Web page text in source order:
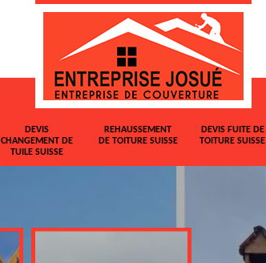
DEVIS
CHANGEMENT DE
TUILE SUISSE
REHAUSSEMENT
DE TOITURE SUISSE
DEVIS FUITE DE
TOITURE SUISSE